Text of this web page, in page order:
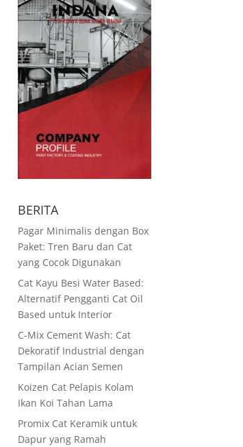
BERITA
Pagar Minimalis dengan Box
Paket: Tren Baru dan Cat
yang Cocok Digunakan
Cat Kayu Besi Water Based:
Alternatif Pengganti Cat Oil
Based untuk Interior
C-Mix Cement Wash: Cat
Dekoratif Industrial dengan
Tampilan Acian Semen
Koizen Cat Pelapis Kolam
Ikan Koi Tahan Lama
Promix Cat Keramik untuk
Dapur yang Ramah